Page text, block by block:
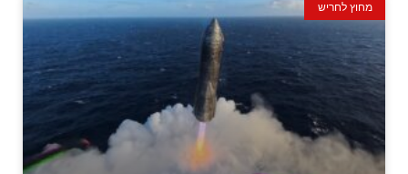
מחוץ לחריש